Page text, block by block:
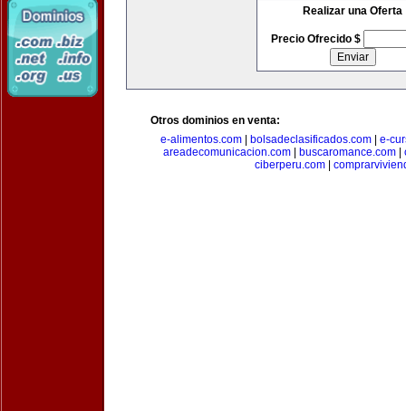
Realizar una Oferta
Precio Ofrecido $
Otros dominios en venta:
e-alimentos.com| bolsadeclasificados.com| e-
areadecomunicacion.com| buscaromance.com|
ciberperu.com